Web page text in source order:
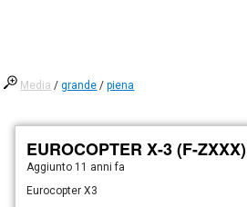
Media /grande /piena
EUROCOPTER X-3 (F-ZXXX)
Aggiunto 11 anni fa
Eurocopter X3